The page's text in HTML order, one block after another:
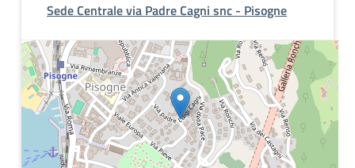
Sede Centrale via Padre Cagni snc - Pisogne